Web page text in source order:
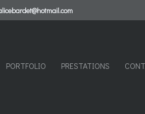
PORTFOLIO PRESTATIONS